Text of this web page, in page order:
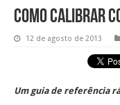
Como calibrar
12 de agosto de 2013
Um guia de referência